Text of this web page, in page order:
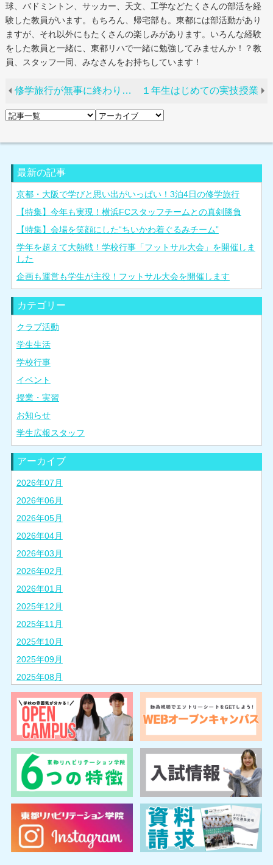
球、バドミントン、サッカー、天文、工学などたくさんの部活を経
験した教員がいます。もちろん、帰宅部も。東都には部活動があり
ますが、それ以外にもたくさんの楽しみがあります。いろんな経験
をした教員と一緒に、東都リハで一緒に勉強してみませんか！？教
員、スタッフ一同、みなさんをお持ちしています！
修学旅行が無事に終わりました １年生はじめての実技授業
最新の記事
京都・大阪で学びと思い出がいっぱい！3泊4日の修学旅行
【特集】今年も実現！横浜FCスタッフチームとの真剣勝負
【特集】会場を笑顔にした“ちいかわ着ぐるみチーム”
学年を超えて大熱戦！学校行事「フットサル大会」を開催しま
した
企画も運営も学生が主役！フットサル大会を開催します
カテゴリー
クラブ活動
学生生活
学校行事
イベント
授業・実習
お知らせ
学生広報スタッフ
アーカイブ
2026年07月
2026年06月
2026年05月
2026年04月
2026年03月
2026年02月
2026年01月
2025年12月
2025年11月
2025年10月
2025年09月
2025年08月
2025年07月
2025年06月
2025年05月
2025年04月
2025年03月
2025年02月
2024年08月
2024年07月
2024年06月